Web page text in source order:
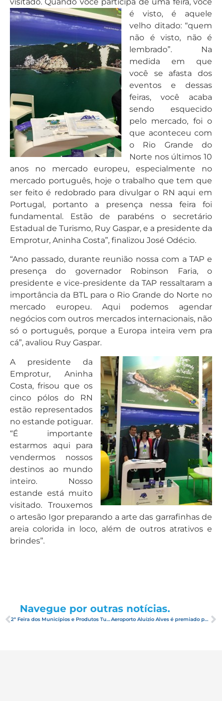
é visto, é aquele
velho ditado: “quem
não é visto, não é
lembrado”. Na
medida em que
você se afasta dos
eventos e dessas
feiras, você acaba
sendo esquecido
pelo mercado, foi o
que aconteceu com
o Rio Grande do
Norte nos últimos 10
anos no mercado europeu, especialmente no
mercado português, hoje o trabalho que tem que
ser feito é redobrado para divulgar o RN aqui em
Portugal, portanto a presença nessa feira foi
fundamental. Estão de parabéns o secretário
Estadual de Turismo, Ruy Gaspar, e a presidente da
Emprotur, Aninha Costa”, finalizou José Odécio.
“Ano passado, durante reunião nossa com a TAP e
presença do governador Robinson Faria, o
presidente e vice-presidente da TAP ressaltaram a
importância da BTL para o Rio Grande do Norte no
mercado europeu. Aqui podemos agendar
negócios com outros mercados internacionais, não
só o português, porque a Europa inteira vem pra
cá”, avaliou Ruy Gaspar.
A presidente da
Emprotur, Aninha
Costa, frisou que os
cinco pólos do RN
estão representados
no estande potiguar.
“É importante
estarmos aqui para
vendermos nossos
destinos ao mundo
inteiro. Nosso
estande está muito
visitado. Trouxemos
o artesão Igor preparando a arte das garrafinhas de
areia colorida in loco, além de outros atrativos e
brindes”.
Navegue por outras notícias.
2ª Feira dos Municípios e Produtos Turísticos do RN destacará gastronomia potiguar Aeroporto Aluízio Alves é premiado por ter o check-in mais eficiente e ser o mais confortável do Brasil